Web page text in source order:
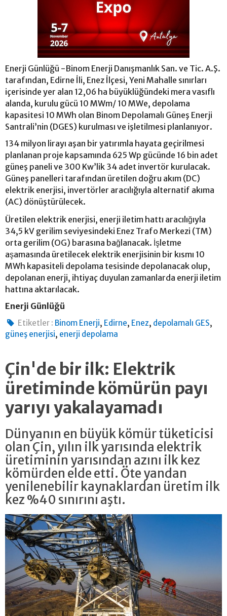
Enerji Günlüğü -Binom Enerji Danışmanlık San. ve Tic. A.Ş.
tarafından, Edirne İli, Enez İlçesi, Yeni Mahalle sınırları
içerisinde yer alan 12,06 ha büyüklüğündeki mera vasıflı
alanda, kurulu gücü 10 MWm/ 10 MWe, depolama
kapasitesi 10 MWh olan Binom Depolamalı Güneş Enerji
Santrali’nin (DGES) kurulması ve işletilmesi planlanıyor.
134 milyon lirayı aşan bir yatırımla hayata geçirilmesi
planlanan proje kapsamında 625 Wp gücünde 16 bin adet
güneş paneli ve 300 Kw’lik 34 adet invertör kurulacak.
Güneş panelleri tarafından üretilen doğru akım (DC)
elektrik enerjisi, invertörler aracılığıyla alternatif akıma
(AC) dönüştürülecek.
Üretilen elektrik enerjisi, enerji iletim hattı aracılığıyla
34,5 kV gerilim seviyesindeki Enez Trafo Merkezi (TM)
orta gerilim (OG) barasına bağlanacak. İşletme
aşamasında üretilecek elektrik enerjisinin bir kısmı 10
MWh kapasiteli depolama tesisinde depolanacak olup,
depolanan enerji, ihtiyaç duyulan zamanlarda enerji iletim
hattına aktarılacak.
Enerji Günlüğü
Etiketler : Binom Enerji, Edirne, Enez, depolamalı GES,
güneş enerjisi, enerji depolama
Çin'de bir ilk: Elektrik
üretiminde kömürün payı
yarıyı yakalayamadı
Dünyanın en büyük kömür tüketicisi
olan Çin, yılın ilk yarısında elektrik
üretiminin yarısından azını ilk kez
kömürden elde etti. Öte yandan
yenilenebilir kaynaklardan üretim ilk
kez %40 sınırını aştı.